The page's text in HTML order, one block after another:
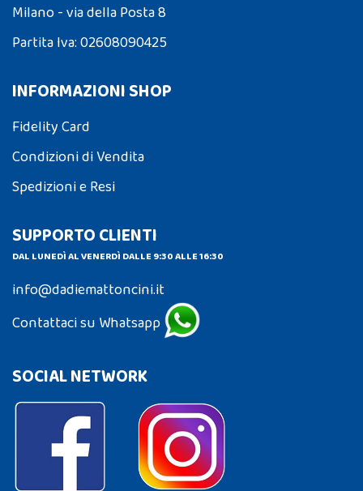
Milano - via della Posta 8
Partita Iva: 02608090425
INFORMAZIONI SHOP
Fidelity Card
Condizioni di Vendita
Spedizioni e Resi
SUPPORTO CLIENTI
DAL LUNEDÌ AL VENERDÌ DALLE 9:30 ALLE 16:30
info@dadiemattoncini.it
Contattaci su Whatsapp
SOCIAL NETWORK